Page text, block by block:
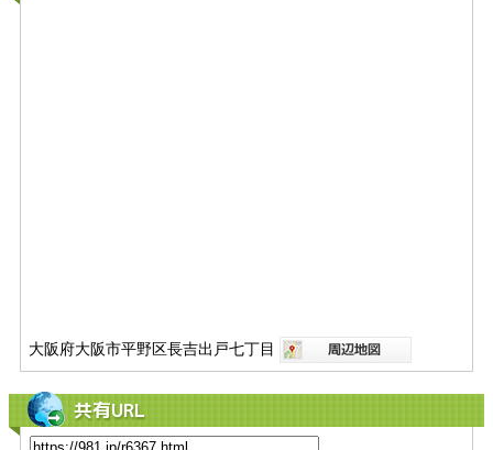
大阪府大阪市平野区長吉出戸七丁目
共有URL